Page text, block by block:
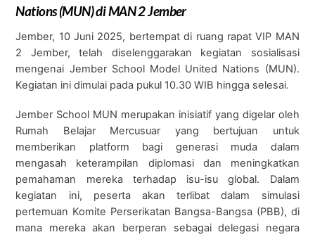
Nations (MUN) di MAN 2 Jember
Jember, 10 Juni 2025, bertempat di ruang rapat VIP MAN
2 Jember, telah diselenggarakan kegiatan sosialisasi
mengenai Jember School Model United Nations (MUN).
Kegiatan ini dimulai pada pukul 10.30 WIB hingga selesai.
Jember School MUN merupakan inisiatif yang digelar oleh
Rumah Belajar Mercusuar yang bertujuan untuk
memberikan platform bagi generasi muda dalam
mengasah keterampilan diplomasi dan meningkatkan
pemahaman mereka terhadap isu-isu global. Dalam
kegiatan ini, peserta akan terlibat dalam simulasi
pertemuan Komite Perserikatan Bangsa-Bangsa (PBB), di
mana mereka akan berperan sebagai delegasi negara